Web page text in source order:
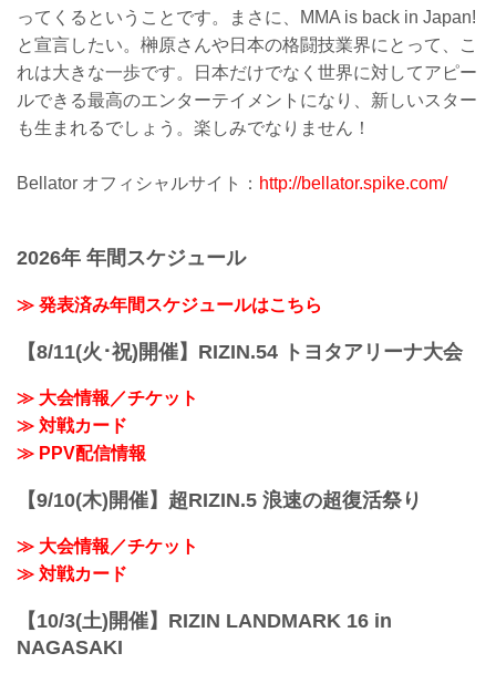
ってくるということです。まさに、MMA is back in Japan!
と宣言したい。榊原さんや日本の格闘技業界にとって、こ
れは大きな一歩です。日本だけでなく世界に対してアピー
ルできる最高のエンターテイメントになり、新しいスター
も生まれるでしょう。楽しみでなりません！
Bellator オフィシャルサイト： http://bellator.spike.com/
2026年 年間スケジュール
≫ 発表済み年間スケジュールはこちら
【8/11(火･祝)開催】RIZIN.54 トヨタアリーナ大会
≫ 大会情報／チケット
≫ 対戦カード
≫ PPV配信情報
【9/10(木)開催】超RIZIN.5 浪速の超復活祭り
≫ 大会情報／チケット
≫ 対戦カード
【10/3(土)開催】RIZIN LANDMARK 16 in
NAGASAKI